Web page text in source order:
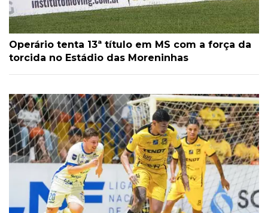
Operário tenta 13ª título em MS com a força da
torcida no Estádio das Moreninhas